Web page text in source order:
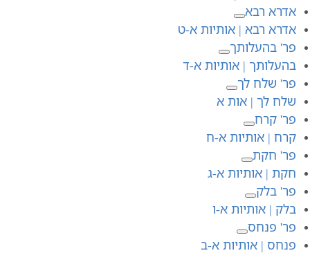
אדרא רבא
אדרא רבא | אותיות א-ט
פר' בהעלותך
בהעלותך | אותיות א-ד
פר' שלח לך
שלח לך | אות א
פר' קרח
קרח | אותיות א-ח
פר' חקת
חקת | אותיות א-ג
פר' בלק
בלק | אותיות א-ו
פר' פנחס
פנחס | אותיות א-ב